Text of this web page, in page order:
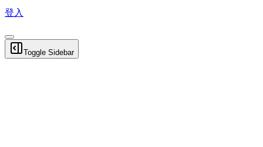
登入
Toggle Sidebar